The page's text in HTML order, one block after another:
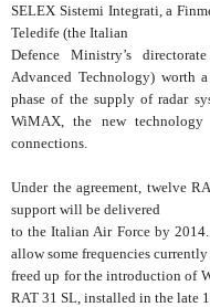
SELEX Sistemi Integrati, a
Teledife (the Italian
Defence Ministry’s
Advanced Technology)
phase of the supply of radar
WiMAX, the new technology
connections.
Under the agreement, twelve
support will be delivered
to the Italian Air Force by
allow some frequencies
freed up for the introduction of
RAT 31 SL, installed in the late